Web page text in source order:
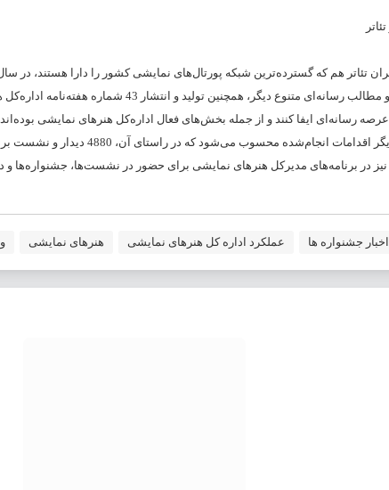
رسانه‌ای ایفا کنند و از جمله بخش‌های فعال اداره‌کل هنرهای نمایشی
و متقاضیان اجرای نمایش نیز از
58 سفر استانی نیز در برنامه‌های مدیرکل هنرهای نمایشی برای حضور در نشست‌ها،
اخبار جشنواره ها عملکرد اداره کل هنرهای نمایشی هنرهای نمایشی